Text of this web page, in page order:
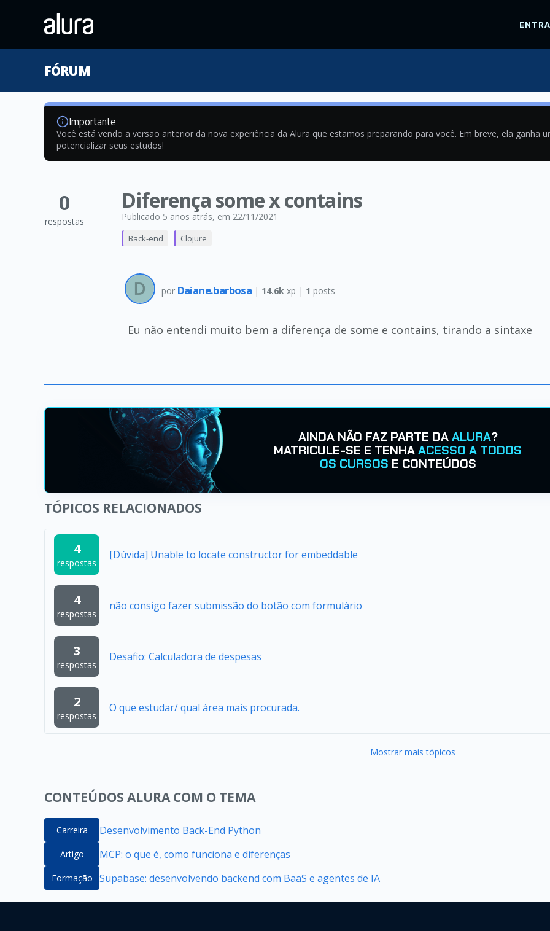
FÓRUM
Importante
Você está vendo a versão anterior da nova experiência da Alura que estamos preparando para você. Em breve, ela ganha
potencializar seus estudos!
0
respostas
Diferença some x contains
Publicado 5 anos atrás, em 22/11/2021
Back-end Clojure
por Daiane.barbosa | 14.6k xp | 1 posts
Eu não entendi muito bem a diferença de some e contains, tirando a sintaxe
AINDA NÃO FAZ PARTE DAALURA?
MATRICULE-SE E TENHAACESSO A TODOS
OS CURSOS E CONTEÚDOS
TÓPICOS RELACIONADOS
4
respostas
[Dúvida] Unable to locate constructor for embeddable
4
respostas
não consigo fazer submissão do botão com formulário
3
respostas
Desafio: Calculadora de despesas
2
respostas
O que estudar/ qual área mais procurada.
Mostrar mais tópicos
CONTEÚDOS ALURA COM O TEMA
Carreira Desenvolvimento Back-End Python
Artigo MCP: o que é, como funciona e diferenças
Formação Supabase: desenvolvendo backend com BaaS e agentes de IA